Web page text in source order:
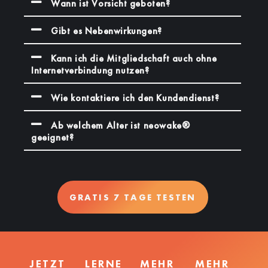
Wann ist Vorsicht geboten?
Gibt es Nebenwirkungen?
Kann ich die Mitgliedschaft auch ohne
Internetverbindung nutzen?
Wie kontaktiere ich den Kundendienst?
Ab welchem Alter ist neowake®
geeignet?
GRATIS 7 TAGE TESTEN
JETZT LERNE MEHR MEHR